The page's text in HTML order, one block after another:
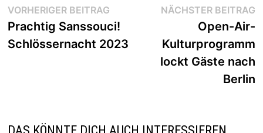
Beitragsnavigation
VORHERIGER BEITRAGVorheriger
Beitrag:
Prachtig Sanssouci!
Schlössernacht 2023
NÄCHSTER BEITRAG
Open-Air-
Kulturprogramm
lockt Gäste nach
Berlin